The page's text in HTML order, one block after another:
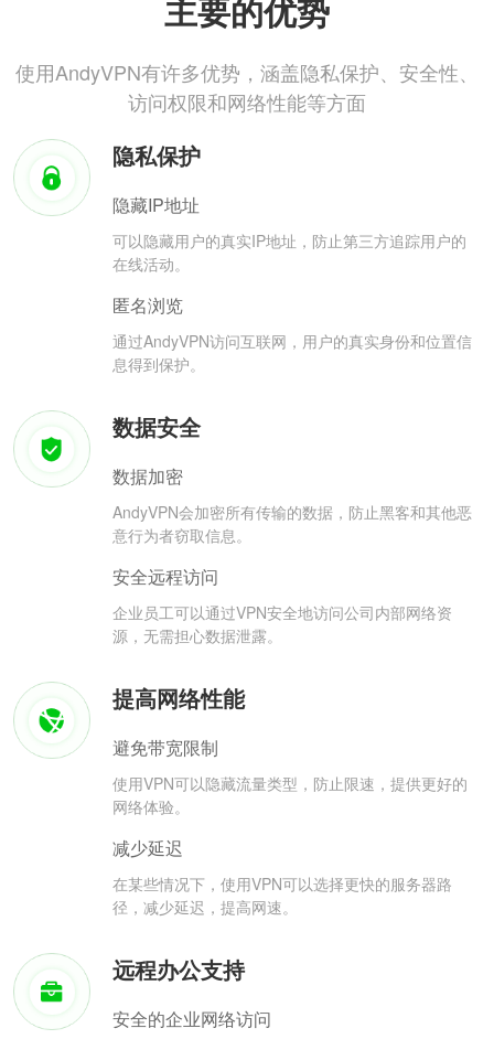
主要的优势
使用AndyVPN有许多优势，涵盖隐私保护、安全性、
访问权限和网络性能等方面
隐私保护
隐藏IP地址
可以隐藏用户的真实IP地址，防止第三方追踪用户的
在线活动。
匿名浏览
通过AndyVPN访问互联网，用户的真实身份和位置信
息得到保护。
数据安全
数据加密
AndyVPN会加密所有传输的数据，防止黑客和其他恶
意行为者窃取信息。
安全远程访问
企业员工可以通过VPN安全地访问公司内部网络资
源，无需担心数据泄露。
提高网络性能
避免带宽限制
使用VPN可以隐藏流量类型，防止限速，提供更好的
网络体验。
减少延迟
在某些情况下，使用VPN可以选择更快的服务器路
径，减少延迟，提高网速。
远程办公支持
安全的企业网络访问